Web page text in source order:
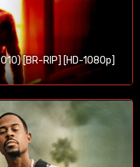
[BR-RIP] [HD-1080p]